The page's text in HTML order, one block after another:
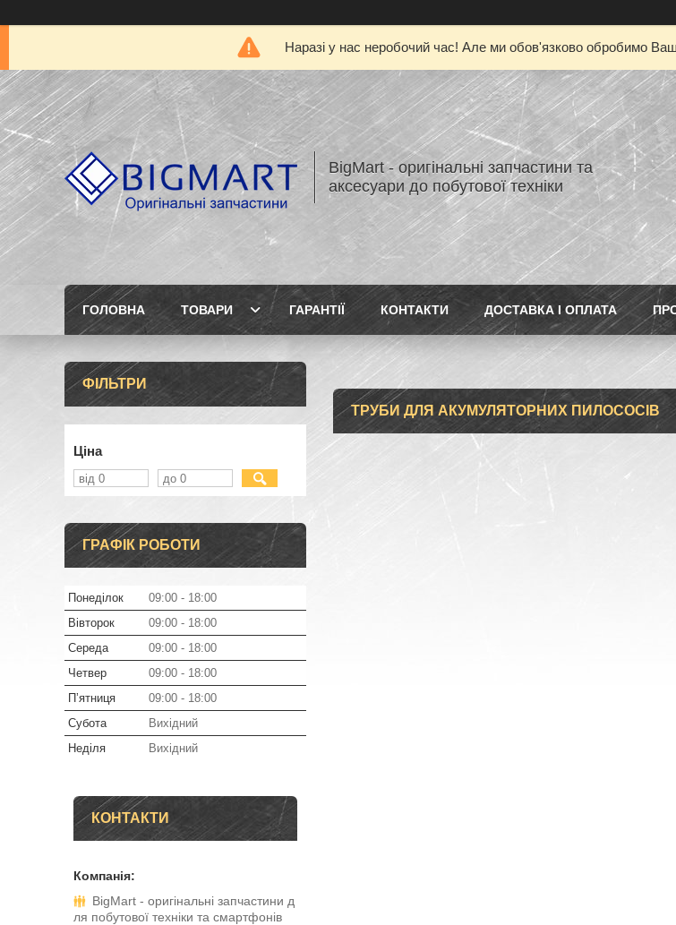
Наразі у нас неробочий час! Але ми обов'язково обробимо
BigMart - оригінальні запчастини та
аксесуари до побутової техніки
ГОЛОВНА ТОВАРИ ГАРАНТІЇ КОНТАКТИ ДОСТАВКА І ОПЛАТА
ТРУБИ ДЛЯ АКУМУЛЯТОРНИХ ПИЛОСОСІВ
ФІЛЬТРИ
Ціна
ГРАФІК РОБОТИ
Понеділок 09:00
18:00
Вівторок
09:00
18:00
Середа
09:00
18:00
Четвер
09:00
18:00
Пʼятниця
09:00
18:00
Субота
Вихідний
Неділя
Вихідний
КОНТАКТИ
BigMart - оригінальні запчастини д
ля побутової техніки та смартфонів